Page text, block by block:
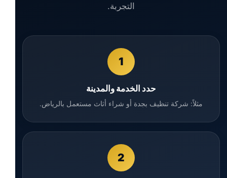
التجربة.
1
حدد الخدمة والمدينة
مثلاً: شركة تنظيف بجدة أو شراء أثاث مستعمل بالرياض.
2